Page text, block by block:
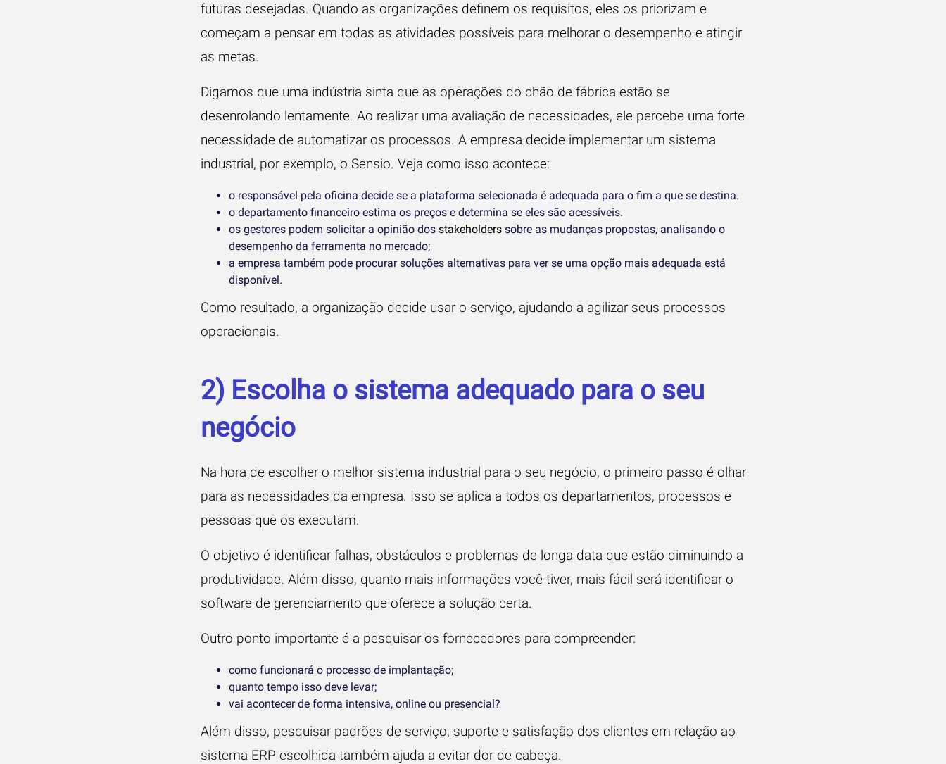
futuras desejadas. Quando as organizações definem os requisitos, eles os priorizam e
começam a pensar em todas as atividades possíveis para melhorar o desempenho e atingir
as metas.
Digamos que uma indústria sinta que as operações do chão de fábrica estão se
desenrolando lentamente. Ao realizar uma avaliação de necessidades, ele percebe uma forte
necessidade de automatizar os processos. A empresa decide implementar um sistema
industrial, por exemplo, o Sensio. Veja como isso acontece:
o responsável pela oficina decide se a plataforma selecionada é adequada para o fim a que se destina.
o departamento financeiro estima os preços e determina se eles são acessíveis.
os gestores podem solicitar a opinião dos stakeholderssobre as mudanças propostas, analisando o
desempenho da ferramenta no mercado;
a empresa também pode procurar soluções alternativas para ver se uma opção mais adequada está
disponível.
Como resultado, a organização decide usar o serviço, ajudando a agilizar seus processos
operacionais.
2) Escolha o sistema adequado para o seu
negócio
Na hora de escolher o melhor sistema industrial para o seu negócio, o primeiro passo é olhar
para as necessidades da empresa. Isso se aplica a todos os departamentos, processos e
pessoas que os executam.
O objetivo é identificar falhas, obstáculos e problemas de longa data que estão diminuindo a
produtividade. Além disso, quanto mais informações você tiver, mais fácil será identificar o
software de gerenciamento que oferece a solução certa.
Outro ponto importante é a pesquisar os fornecedores para compreender:
como funcionará o processo de implantação;
quanto tempo isso deve levar;
vai acontecer de forma intensiva, online ou presencial?
Além disso, pesquisar padrões de serviço, suporte e satisfação dos clientes em relação ao
sistema ERP escolhida também ajuda a evitar dor de cabeça.